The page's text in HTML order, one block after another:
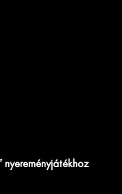
nyereményjátékhoz